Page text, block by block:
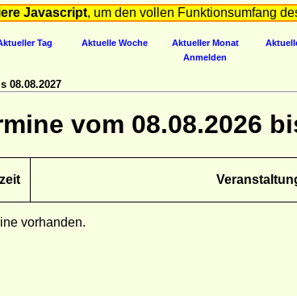
Javascript, um den vollen Funktionsumfang
Tag Aktuelle Woche Aktueller Monat
Anmelden
08.08.2027
vom 08.08.2026
vorhanden.